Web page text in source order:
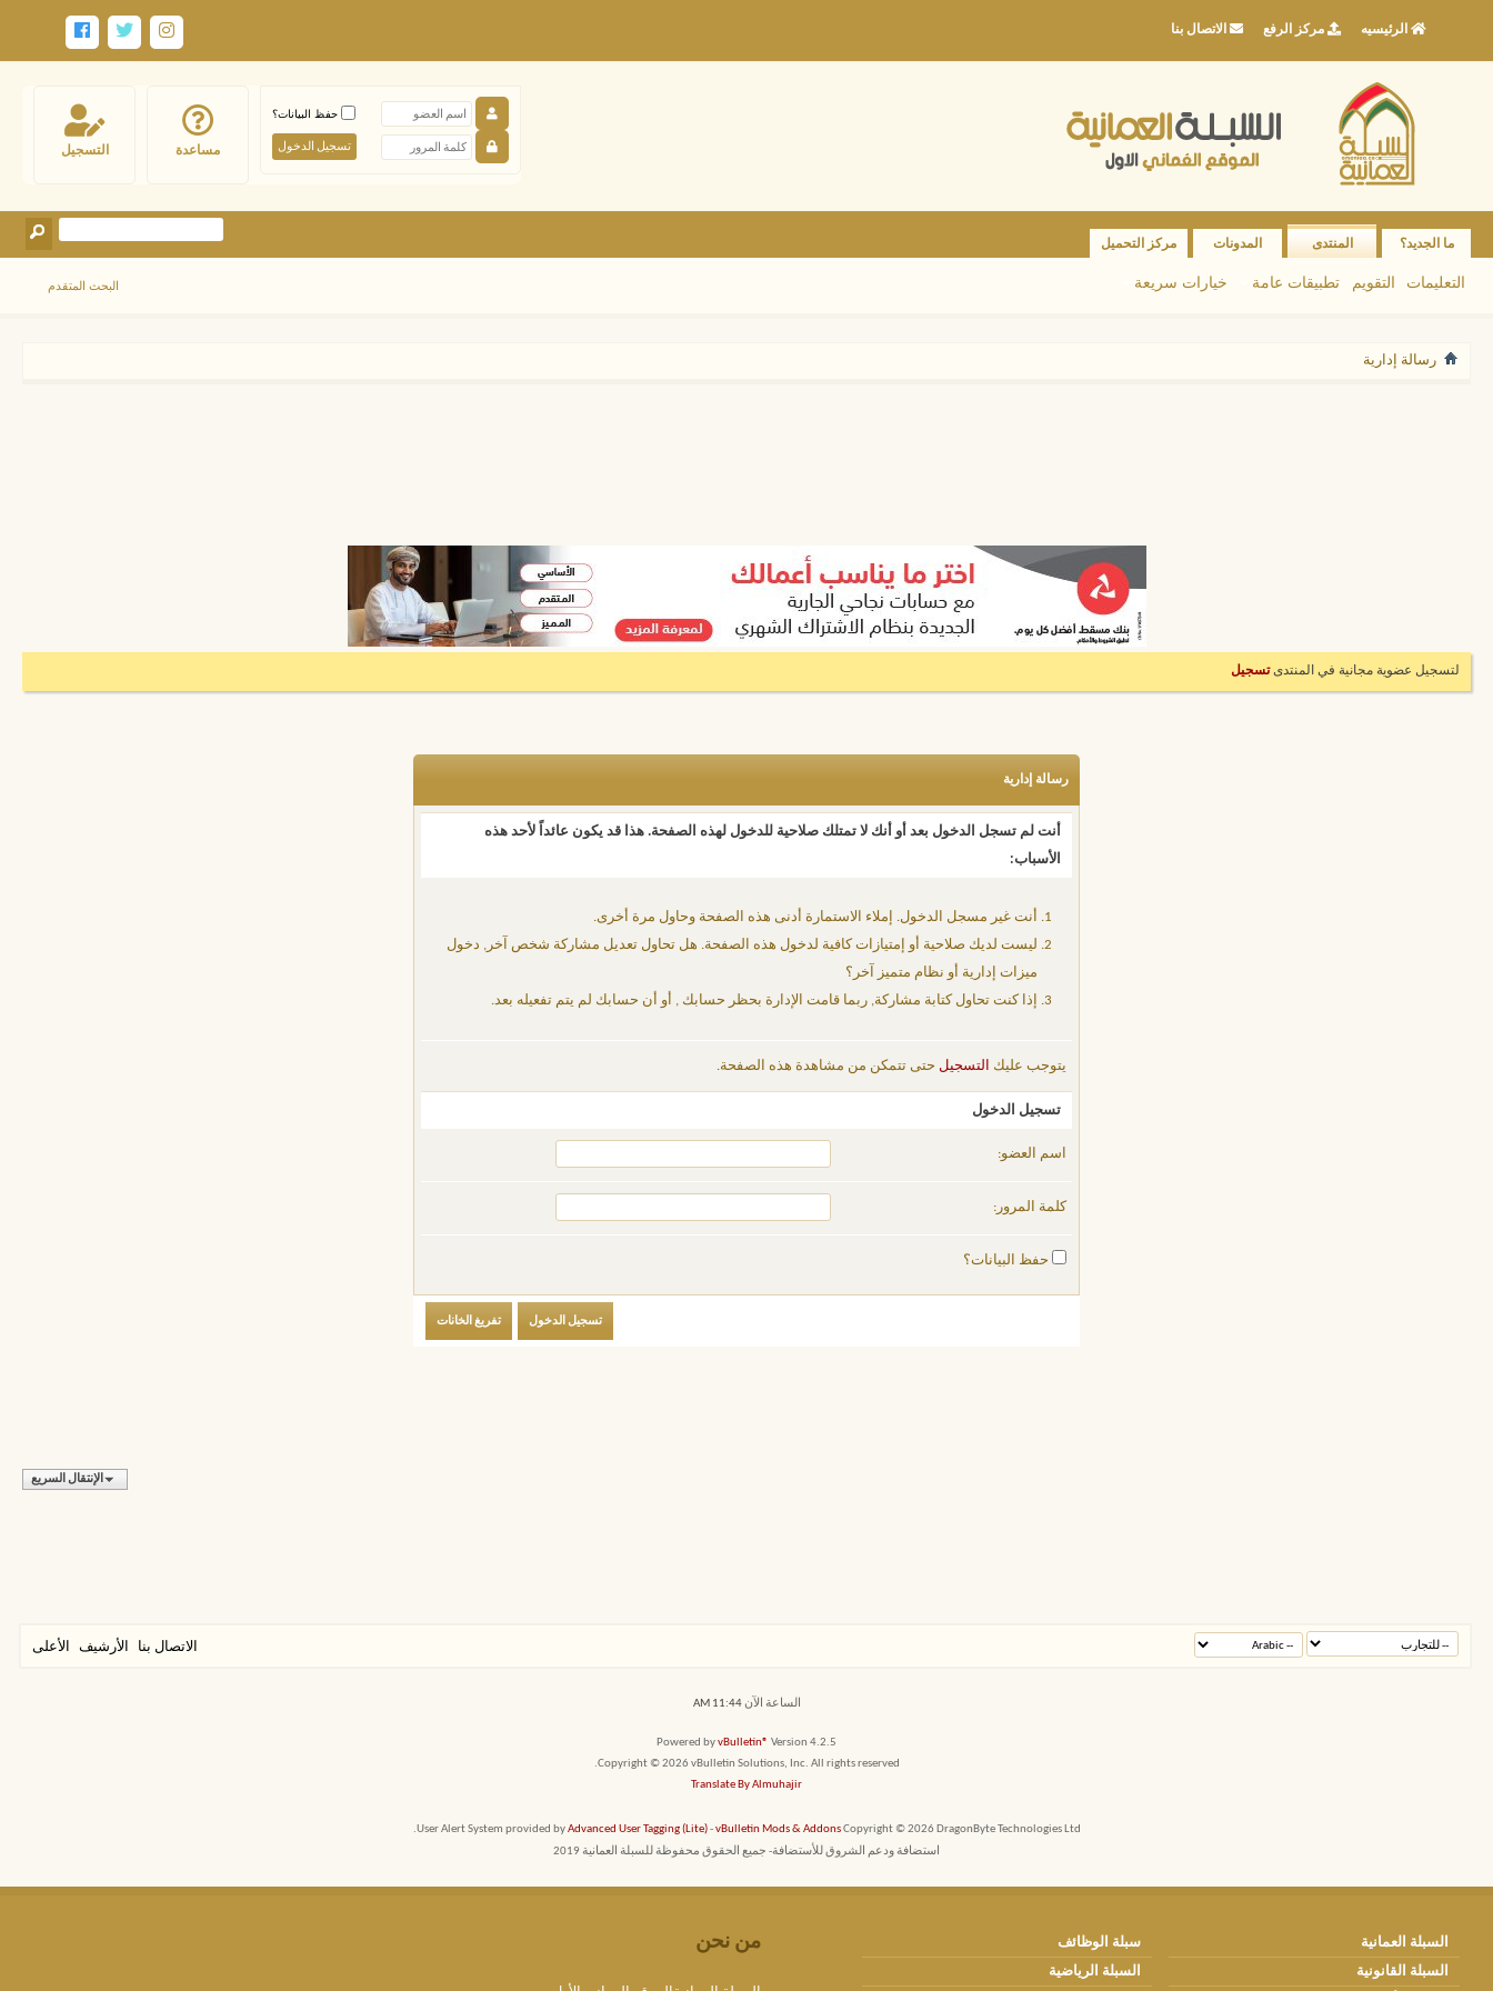
الرئيسيه مركز الرفع الاتصال بنا
التسجيل مساعدة
حفظ البيانات؟
ما الجديد؟ المنتدى
التعليمات التقويم تطبيقات عامة خيارات سريعة
المدونات مركز التحميل
البحث المتقدم
رسالة إدارية
لتسجيل عضوية مجانية في المنتدىتسجيل
رسالة إدارية
أنت لم تسجل الدخول بعد أو أنك لا تمتلك صلاحية للدخول لهذه الصفحة. هذا قد يكون عائداً لأحد هذه
الأسباب:
أنت غير مسجل الدخول. إملاء الاستمارة أدنى هذه الصفحة وحاول مرة أخرى.
ليست لديك صلاحية أو إمتيازات كافية لدخول هذه الصفحة. هل تحاول تعديل مشاركة شخص آخر, دخول
ميزات إدارية أو نظام متميز آخر؟
إذا كنت تحاول كتابة مشاركة, ربما قامت الإدارة بحظر حسابك , أو أن حسابك لم يتم تفعيله بعد.
يتوجب عليك التسجيل حتى تتمكن من مشاهدة هذه الصفحة.
تسجيل الدخول
اسم العضو:
كلمة المرور:
حفظ البيانات؟
الإنتقال السريع
الاتصال بنا الأرشيف الأعلى
الساعة الآن11:44 AM
Powered byvBulletin® Version 4.2.5
Copyright © 2026 vBulletin Solutions, Inc. All rights reserved.
Translate By Almuhajir
User Alert System provided byAdvanced User Tagging (Lite)-vBulletin Mods & AddonsCopyright © 2026 DragonByte Technologies Ltd.
استضافة ودعم الشروق للأستضافة- جميع الحقوق محفوظة للسبلة العمانية 2019
السبلة العمانية
سبلة الوظائف
السبلة القانونية
السبلة الرياضية
من نحن